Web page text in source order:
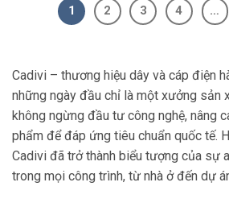
1 2 3 4 …
Cadivi – thương hiệu dây và cáp điện
những ngày đầu chỉ là một xưởng sản
không ngừng đầu tư công nghệ, nâng
phẩm để đáp ứng tiêu chuẩn quốc tế.
Cadivi đã trở thành biểu tượng của sự
trong mọi công trình, từ nhà ở đến dự